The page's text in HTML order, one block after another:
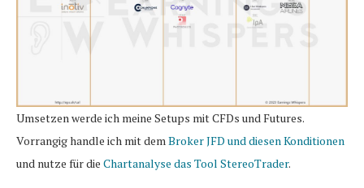
Umsetzen werde ich meine Setups mit CFDs und Futures.
Vorrangig handle ich mit demBroker JFD und diesen Konditionen
und nutze für die Chartanalyse das Tool StereoTrader.